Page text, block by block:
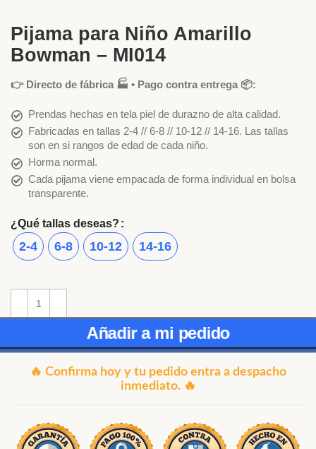
Pijama para Niño Amarillo
Bowman – MI014
👉 Directo de fábrica 🏭 • Pago contra entrega 📦:
Prendas hechas en tela piel de durazno de alta calidad.
Fabricadas en tallas 2-4 // 6-8 // 10-12 // 14-16. Las tallas
son en si rangos de edad de cada niño.
Horma normal.
Cada pijama viene empacada de forma individual en bolsa
transparente.
¿Qué tallas deseas?
2-4 6-8 10-12 14-16
Añadir a mi pedido
🔥 Confirma hoy y tu pedido entra a despacho
inmediato. 🔥